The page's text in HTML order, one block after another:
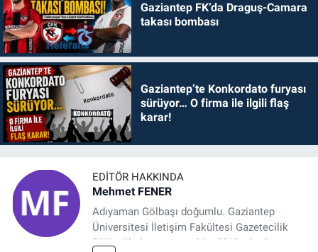
Gaziantep FK’da Draguş-Camara
takası bombası
Gaziantep’te Konkordato furyası
sürüyor… O firma ile ilgili flaş
karar!
EDITÖR HAKKINDA
Mehmet FENER
Adıyaman Gölbaşı doğumlu. Gaziantep
Üniversitesi İletişim Fakültesi Gazetecilik
Bölümü’nden mezun oldu. 2019 yılında